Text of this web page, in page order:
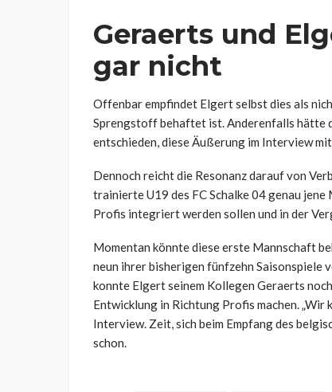
Geraerts und
gar nicht
Offenbar empfindet Elgert selbst dies als
Sprengstoff behaftet ist. Anderenfalls hätte
entschieden, diese Äußerung im Interview
Dennoch reicht die Resonanz darauf von
trainierte U19 des FC Schalke 04 genau jene
Profis integriert werden sollen und in der
Momentan könnte diese erste Mannschaft
neun ihrer bisherigen fünfzehn
konnte Elgert seinem Kollegen Geraerts
Entwicklung in Richtung Profis machen. „Wir
Interview. Zeit, sich beim Empfang des
schon.